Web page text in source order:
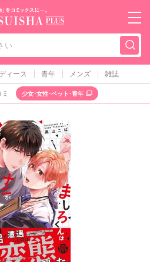
秋水社PLUS（テ
ィース 青年 メンズ 雑誌
少女･女性･ペット･青年